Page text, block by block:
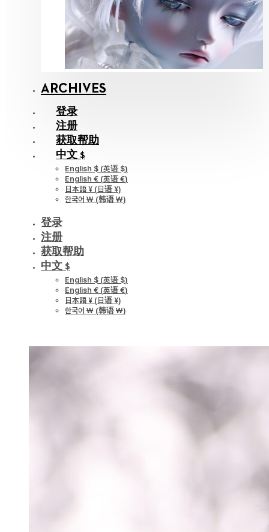
ARCHIVES
登录
注册
获取帮助
中文 $
English $ (英语 $)
English € (英语 €)
日本語 ¥ ( 日语 ¥)
한국어 ￦ (韩语 ￦)
登录
注册
获取帮助
中文 $
English $ (英语 $)
English € (英语 €)
日本語 ¥ ( 日语 ¥)
한국어 ￦ (韩语 ￦)